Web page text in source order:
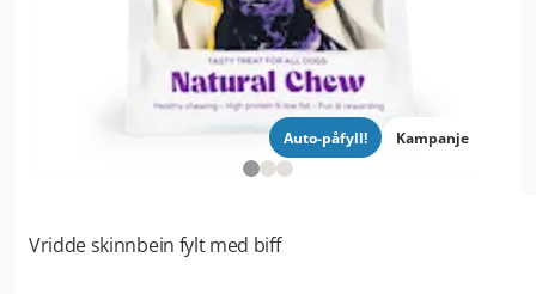
Auto-påfyll! Kampanje
Vridde skinnbein fylt med biff